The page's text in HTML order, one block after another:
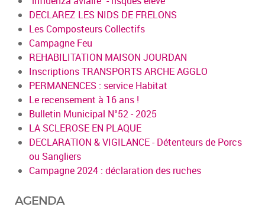
DECLAREZ LES NIDS DE FRELONS
Les Composteurs Collectifs
Campagne Feu
REHABILITATION MAISON JOURDAN
Inscriptions TRANSPORTS ARCHE AGGLO
PERMANENCES : service Habitat
Le recensement à 16 ans !
Bulletin Municipal N°52 - 2025
LA SCLEROSE EN PLAQUE
DECLARATION & VIGILANCE - Détenteurs de Porcs
ou Sangliers
Campagne 2024 : déclaration des ruches
AGENDA